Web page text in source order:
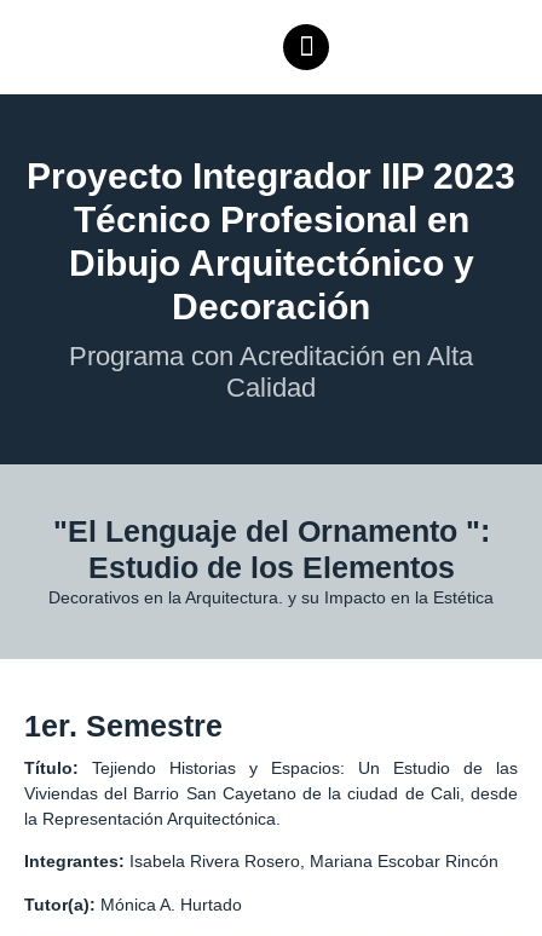
Proyecto Integrador IIP 2023
Técnico Profesional en
Dibujo Arquitectónico y
Decoración
Programa con Acreditación en Alta
Calidad
"El Lenguaje del Ornamento ":
Estudio de los Elementos
Decorativos en la Arquitectura. y su Impacto en la Estética
1er. Semestre
Título: Tejiendo Historias y Espacios: Un Estudio de las
Viviendas del Barrio San Cayetano de la ciudad de Cali, desde
la Representación Arquitectónica.
Integrantes: Isabela Rivera Rosero, Mariana Escobar Rincón
Tutor(a): Mónica A. Hurtado